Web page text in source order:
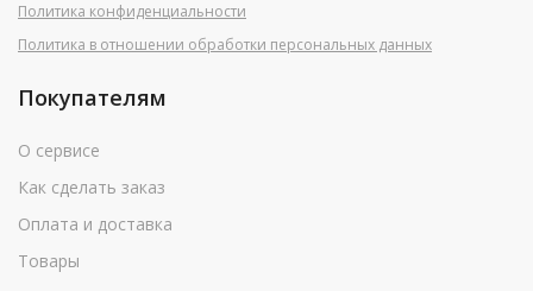
Политика конфиденциальности
Политика в отношении обработки персональных данных
Покупателям
О сервисе
Как сделать заказ
Оплата и доставка
Товары